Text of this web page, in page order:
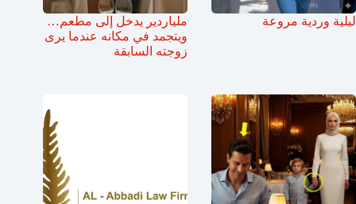
ليلية وردية مروعة
ملياردير يدخل إلى مطعم…
ويتجمد في مكانه عندما يرى
زوجته السابقة